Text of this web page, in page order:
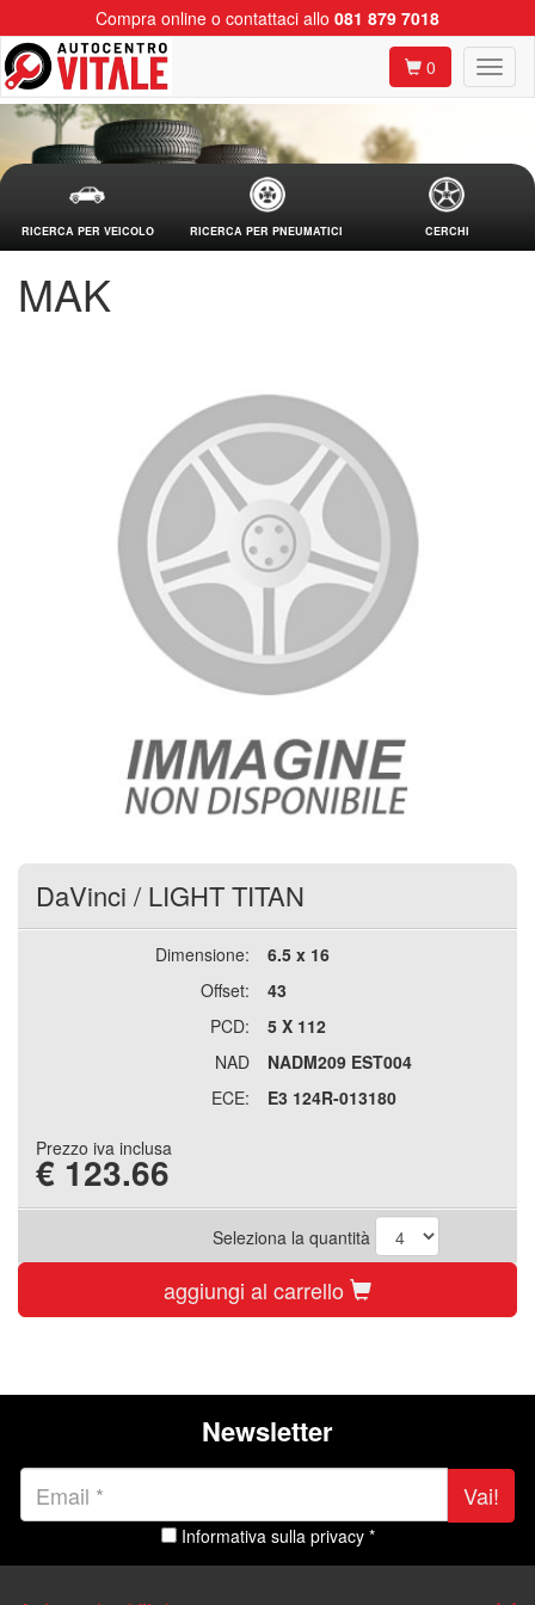
Compra online o contattaci allo 081 879 7018
0
RICERCA PER VEICOLO RICERCA PER PNEUMATICI CERCHI
MAK
DaVinci / LIGHT TITAN
Dimensione:
6.5 x 16
Offset:
43
PCD:
5 X 112
NAD
NADM209 EST004
ECE:
E3 124R-013180
Prezzo iva inclusa
€ 123.66
Seleziona la quantità
aggiungi al carrello
Newsletter
Vai!
Informativa sulla privacy *